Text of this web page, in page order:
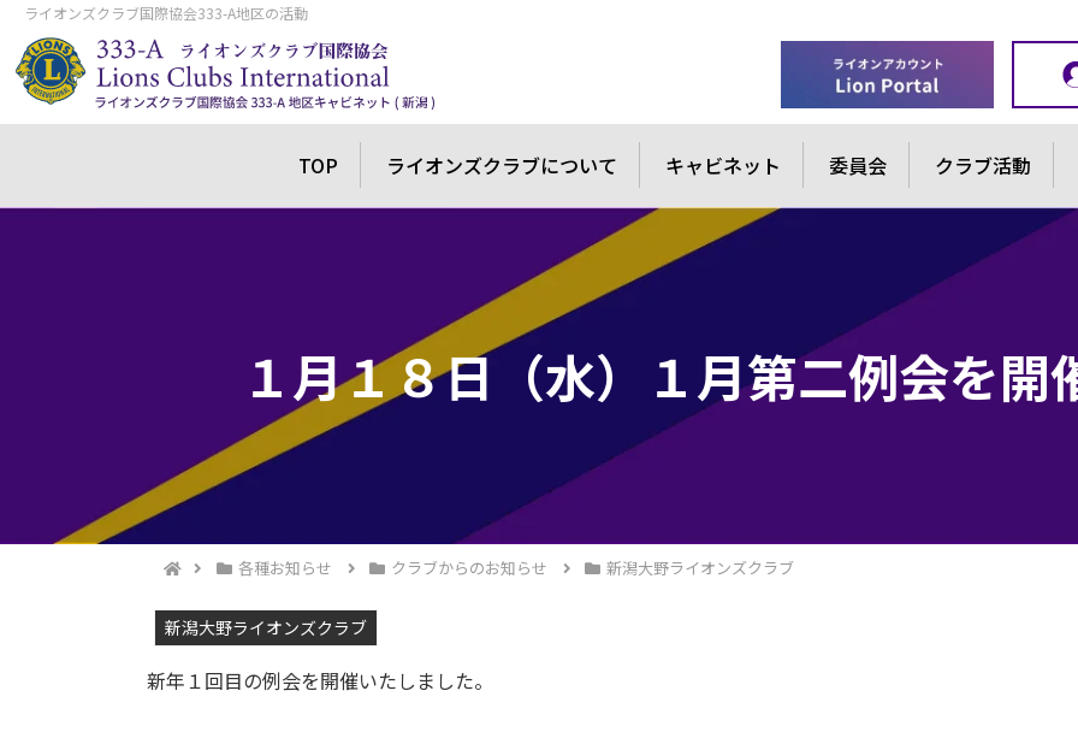
ライオンズクラブ国際協会333-A地区の活動
TOP ライオンズクラブについて キャビネット 委員会 クラブ活動
１月１８日（水）１月第二例会を開
各種お知らせ クラブからのお知らせ 新潟大野ライオンズクラブ
新潟大野ライオンズクラブ
新年１回目の例会を開催いたしました。